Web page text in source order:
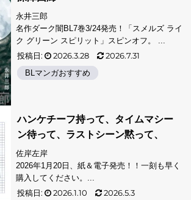
永井三郎
名作ダーク闇BL7巻3/24発売！「スメルズ ライ
ク グリーン スピリット」スピンオフ。 ...
投稿日:
2026.3.28
2026.7.31
BLマンガおすすめ
ハンケチーフ持って、タイムマシー
ン待って、ラストシーン黙って、
佐岸左岸
2026年1月20日、紙＆電子発売！！一刻も早く
購入してください。...
投稿日:
2026.1.10
2026.5.3